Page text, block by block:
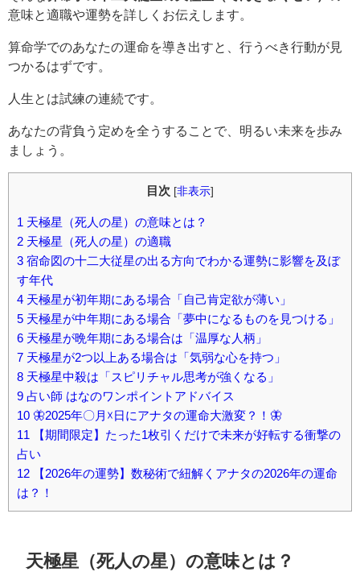
意味と適職や運勢を詳しくお伝えします。
算命学でのあなたの運命を導き出すと、行うべき行動が見
つかるはずです。
人生とは試練の連続です。
あなたの背負う定めを全うすることで、明るい未来を歩み
ましょう。
目次 [非表示]
1 天極星（死人の星）の意味とは？
2 天極星（死人の星）の適職
3 宿命図の十二大従星の出る方向でわかる運勢に影響を及ぼ
す年代
4 天極星が初年期にある場合「自己肯定欲が薄い」
5 天極星が中年期にある場合「夢中になるものを見つける」
6 天極星が晩年期にある場合は「温厚な人柄」
7 天極星が2つ以上ある場合は「気弱な心を持つ」
8 天極星中殺は「スピリチャル思考が強くなる」
9 占い師 はなのワンポイントアドバイス
10 🦋2025年〇月☓日にアナタの運命大激変？！🦋
11 【期間限定】たった1枚引くだけで未来が好転する衝撃の
占い
12 【2026年の運勢】数秘術で紐解くアナタの2026年の運命
は？！
天極星（死人の星）の意味とは？